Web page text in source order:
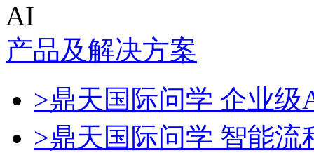
AI
产品及解决方案
>鼎天国际问学 企业级
>鼎天国际问学 智能流